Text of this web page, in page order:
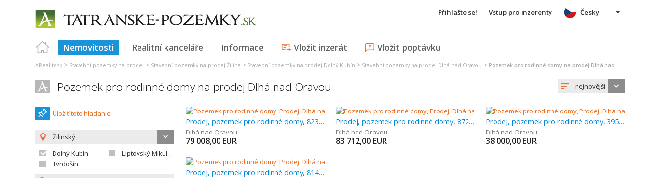
Přihlašte se! Vstup pro inzerenty
Nemovitosti Realitní kanceláře Informace Vložit inzerát Vložit poptávku
Česky
AReality.sk > Stavební pozemky na prodej > Stavební pozemky na prodej Žilina > Stavební pozemky na prodej Dolný Kubín > Stavební pozemky na prodej Dlhá nad Oravou > Pozemek pro rodinné domy na prodej Dlhá nad Oravou
Pozemek pro rodinné domy na prodej Dlhá nad Oravou nejnovější
Uložiť toto hladanie
Žilinský
Dolný Kubín
Liptovský Mikuláš
Tvrdošín
Prodej, pozemek pro rodinné domy, 823 m
Dlhá nad Oravou
79 008,00 EUR
Prodej, pozemek pro rodinné domy, 872 m
Dlhá nad Oravou
83 712,00 EUR
Prodej, pozemek pro rodinné domy, 395 m
Dlhá nad Oravou
38 000,00 EUR
Prodej, pozemek pro rodinné domy, 814 m